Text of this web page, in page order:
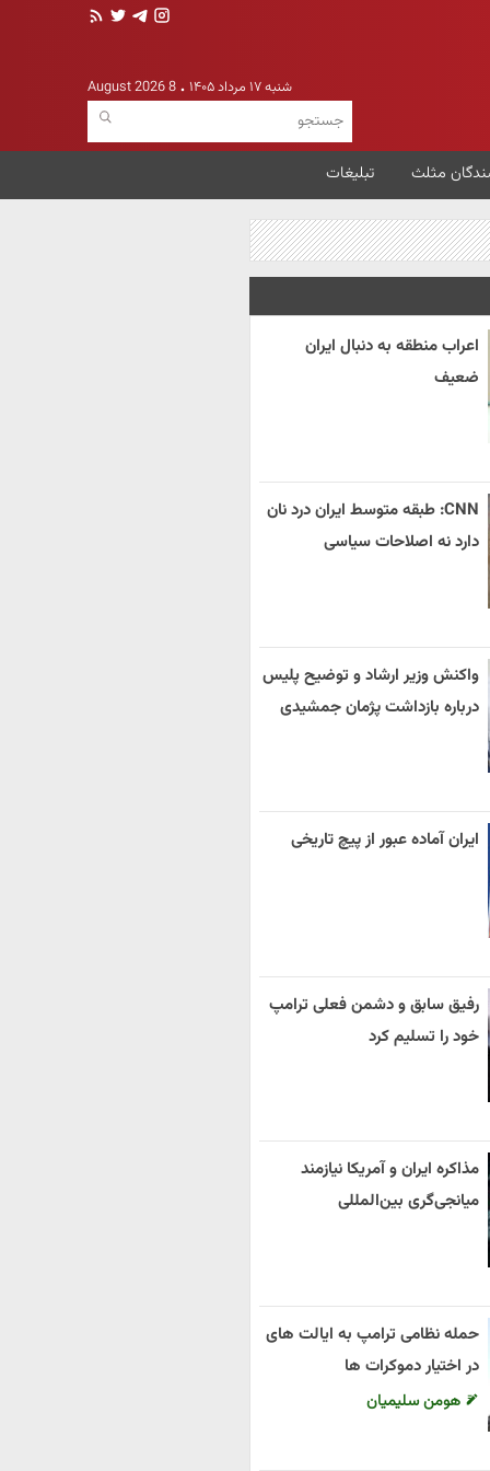
شنبه ۱۷ مرداد ۱۴۰۵ 8 August 2026
مثلث تبلیغات
اعراب منطقه به دنبال ایران
ضعیف
CNN: طبقه متوسط ایران درد نان
دارد نه اصلاحات سیاسی
واکنش وزیر ارشاد و توضیح پلیس
درباره بازداشت پژمان جمشیدی
ایران آماده عبور از پیچ تاریخی
رفیق سابق و دشمن فعلی ترامپ
خود را تسلیم کرد
مذاکره ایران و آمریکا نیازمند
میانجی‌گری بین‌المللی
حمله نظامی ترامپ به ایالت های
در اختیار دموکرات ها
هومن سلیمیان